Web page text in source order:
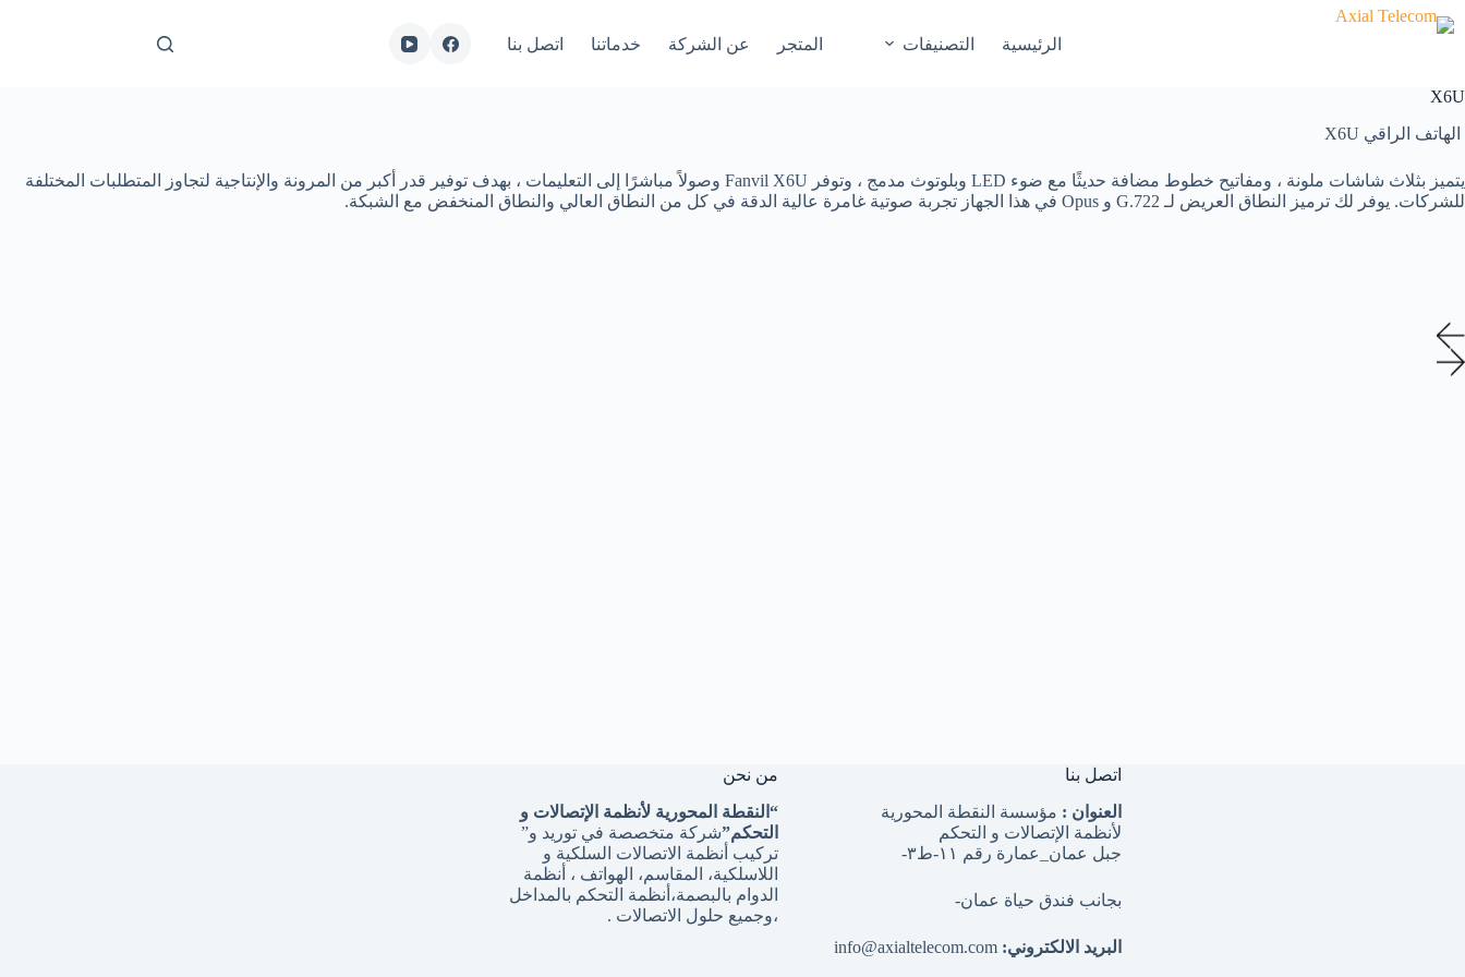
التجاوز
إلى
الرئيسية التصنيفات المتجر عن الشركة خدماتنا اتصل بنا
X6U
الهاتف الراقي X6U
يتميز بثلاث شاشات ملونة ، ومفاتيح خطوط مضافة حديثًا مع ضوء LED وبلوتوث مدمج ، وتوفر Fanvil X6U وصولاً مباشرًا إلى التعليمات ، بهدف توفير قدر أكبر من المرونة والإنتاجية لتجاوز المتطلبات المختلفة
للشركات. يوفر لك ترميز النطاق العريض لـ G.722 و Opus في هذا الجهاز تجربة صوتية غامرة عالية الدقة في كل من النطاق العالي والنطاق المنخفض مع الشبكة.
اتصل بنا
العنوان : مؤسسة النقطة المحورية
لأنظمة الإتصالات و التحكم
جبل عمان_عمارة رقم ١١-ط٣-
بجانب فندق حياة عمان-
البريد الالكتروني:
من نحن
“النقطة المحورية لأنظمة الإتصالات و
التحكم”شركة متخصصة في توريد و”
تركيب أنظمة الاتصالات السلكية و
اللاسلكية، المقاسم، الهواتف ، أنظمة
الدوام بالبصمة،أنظمة التحكم بالمداخل
،وجميع حلول الاتصالات .